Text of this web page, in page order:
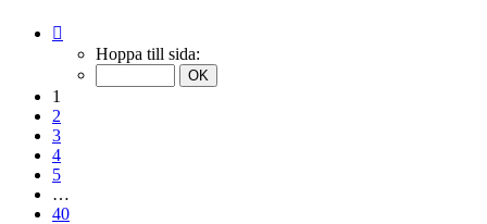
Hoppa till sida:
1
2
3
4
5
…
40